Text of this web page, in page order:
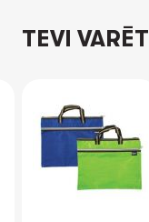
TEVI